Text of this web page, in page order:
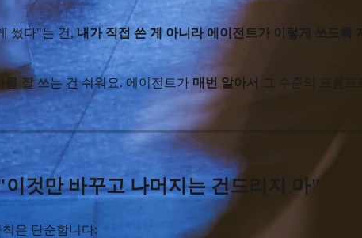
썼다"는 건, 내가 직접 쓴 게 아니라 에이전트가 이렇게 쓰도록
잘 쓰는 건 쉬워요. 에이전트가 매번 알아서 그 수준의 프롬
것만 바꾸고 나머지는 건드리지 마"
은 단순합니다: